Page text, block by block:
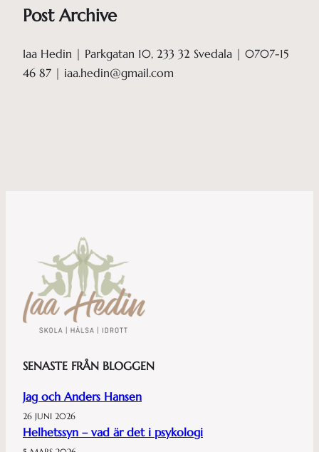
Post Archive
Iaa Hedin | Parkgatan 10, 233 32 Svedala | 0707-15
46 87 | iaa.hedin@gmail.com
SENASTE FRÅN BLOGGEN
Jag och Anders Hansen
26 JUNI 2026
Helhetssyn – vad är det i psykologi